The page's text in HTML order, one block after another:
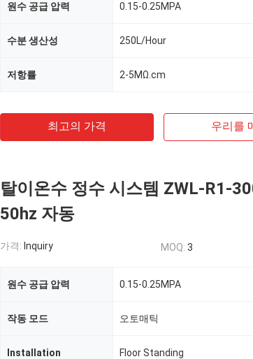
원수 공급 압력 0.15-0.25MPA
수분 생산성 250L/Hour
저항률 2-5MΩ.cm
최고의 가격 우리를
탈이온수 정수 시스템 ZWL-R1-
50hz 자동
가격: Inquiry MOQ: 3
원수 공급 압력 0.15-0.25MPA
작동 모드 오토매틱
Installation Floor Standing